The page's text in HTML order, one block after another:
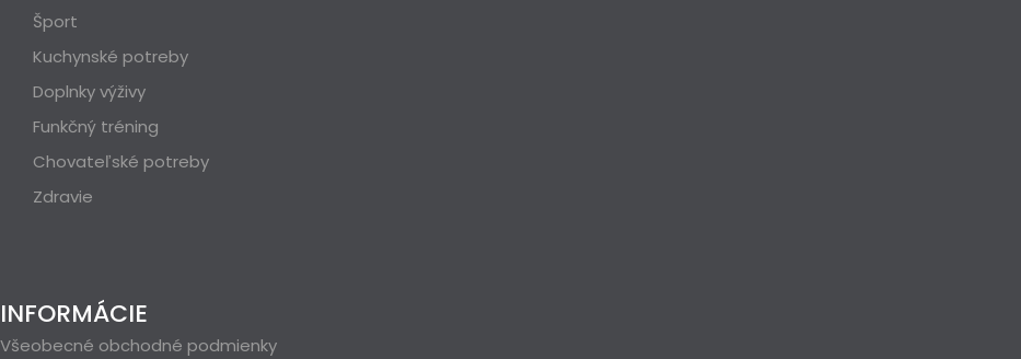
Šport
Kuchynské potreby
Doplnky výživy
Funkčný tréning
Chovateľské potreby
Zdravie
INFORMÁCIE
Všeobecné obchodné podmienky